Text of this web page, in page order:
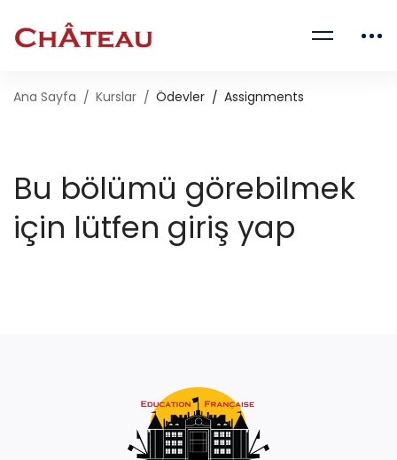
Ana Sayfa Kurslar Ödevler Assignments
Bu bölümü görebilmek
için lütfen giriş yap